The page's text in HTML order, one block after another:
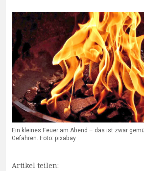
Ein kleines Feuer am Abend – das ist zwar
Gefahren. Foto: pixabay
Artikel teilen: